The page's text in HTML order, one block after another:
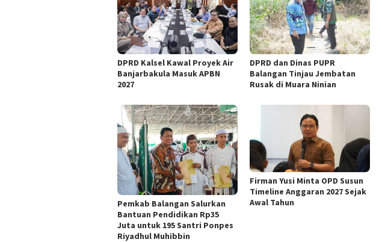
DPRD Kalsel Kawal Proyek Air
Banjarbakula Masuk APBN
2027
DPRD dan Dinas PUPR
Balangan Tinjau Jembatan
Rusak di Muara Ninian
Pemkab Balangan Salurkan
Bantuan Pendidikan Rp35
Juta untuk 195 Santri Ponpes
Riyadhul Muhibbin
Firman Yusi Minta OPD Susun
Timeline Anggaran 2027 Sejak
Awal Tahun